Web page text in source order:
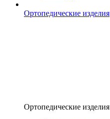
Ортопедические изделия
Ортопедические изделия